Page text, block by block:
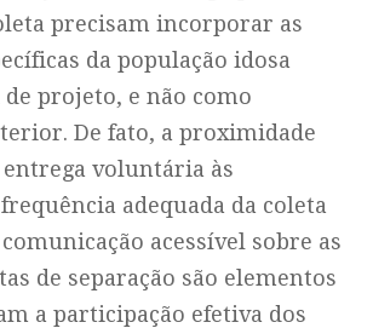
precisam incorporar as
da população idosa
projeto, e não como
De fato, a proximidade
voluntária às
adequada da coleta
acessível sobre as
de separação são elementos
a participação efetiva dos